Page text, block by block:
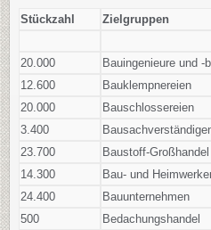
Stückzahl Zielgruppen
20.000
Bauingenieure und -
12.600
Bauklempnereien
20.000
Bauschlossereien
3.400
23.700
Baustoff-Großhandel
14.300
Bau- und
24.400
Bauunternehmen
500
Bedachungshandel